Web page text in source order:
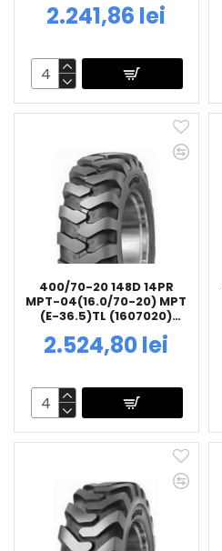
2.241,86 lei
400/70-20 148D 14PR
MPT-04(16.0/70-20) MPT
(E-36.5)TL (1607020)
2.524,80 lei